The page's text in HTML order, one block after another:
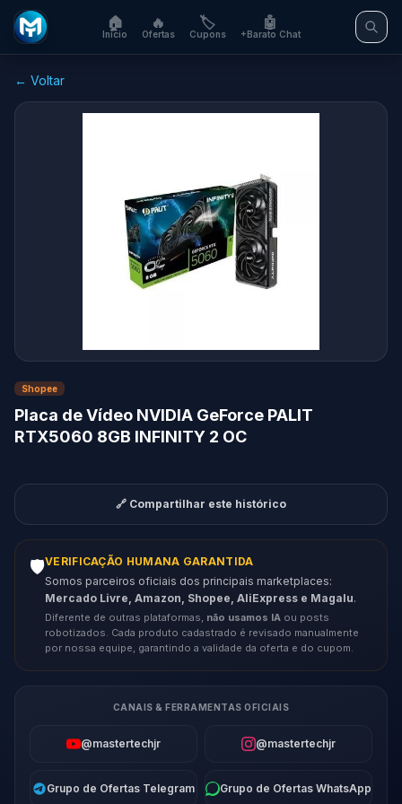
🏠
Início
🔥
Ofertas
🏷️
Cupons
🤖
+Barato Chat
← Voltar
Shopee
Placa de Vídeo NVIDIA GeForce PALIT
RTX5060 8GB INFINITY 2 OC
🔗 Compartilhar este histórico
🛡️VERIFICAÇÃO HUMANA GARANTIDA
Somos parceiros oficiais dos principais marketplaces:
Mercado Livre, Amazon, Shopee, AliExpress e Magalu.
Diferente de outras plataformas, não usamos IA ou posts
robotizados. Cada produto cadastrado é revisado manualmente
por nossa equipe, garantindo a validade da oferta e do cupom.
CANAIS & FERRAMENTAS OFICIAIS
@mastertechjr @mastertechjr
Grupo de Ofertas Telegram Grupo de Ofertas WhatsApp